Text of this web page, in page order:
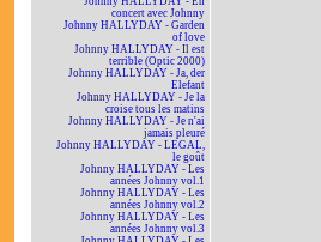
concert avec Johnny
Johnny HALLYDAY - Garden
of love
Johnny HALLYDAY - Il est
terrible (Optic 2000)
Johnny HALLYDAY - Ja, der
Elefant
Johnny HALLYDAY - Je la
croise tous les matins
Johnny HALLYDAY - Je n'ai
jamais pleuré
Johnny HALLYDAY - LEGAL,
le goût
Johnny HALLYDAY - Les
années Johnny vol.1
Johnny HALLYDAY - Les
années Johnny vol.2
Johnny HALLYDAY - Les
années Johnny vol.3